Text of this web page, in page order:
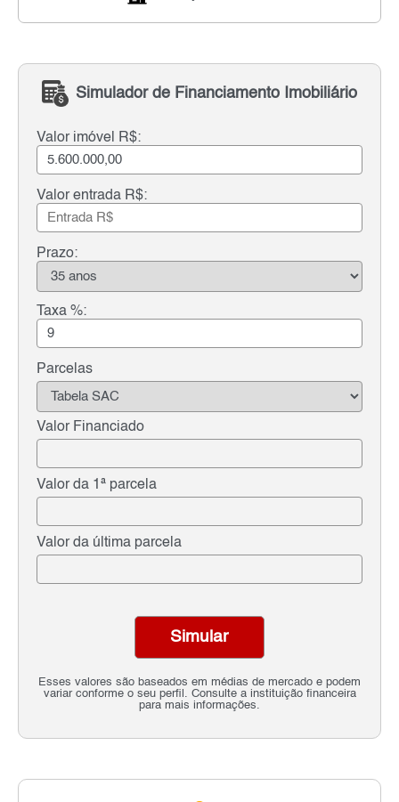
Simulador de Financiamento Imobiliário
Valor imóvel R$:
Valor entrada R$:
Prazo:
Taxa %:
Parcelas
Valor Financiado
Valor da 1ª parcela
Valor da última parcela
Esses valores são baseados em médias de mercado e podem
variar conforme o seu perfil. Consulte a instituição financeira
para mais informações.
Simular